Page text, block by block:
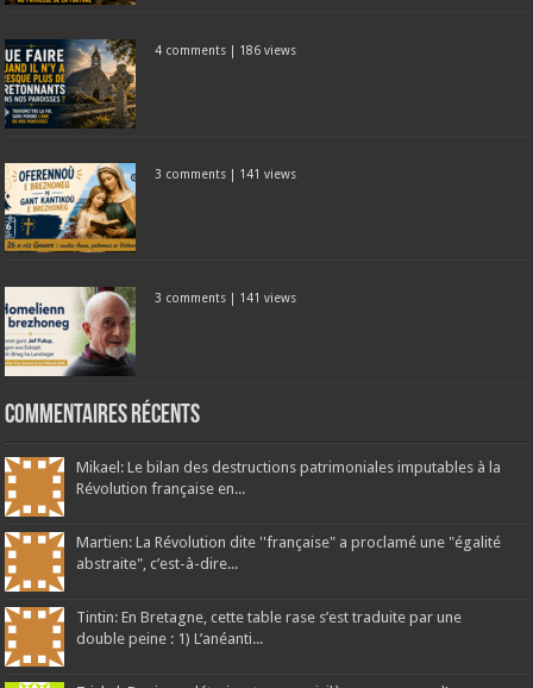
4 comments | 186 views
3 comments | 141 views
3 comments | 141 views
Commentaires récents
Mikael: Le bilan des destructions patrimoniales imputables à la
Révolution française en...
Martien: La Révolution dite ''française" a proclamé une "égalité
abstraite", c’est-à-dire...
Tintin: En Bretagne, cette table rase s’est traduite par une
double peine : 1) L’anéanti...